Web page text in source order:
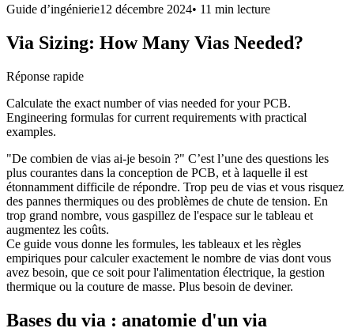
Guide d’ingénierie12 décembre 2024• 11 min lecture
Via Sizing: How Many Vias Needed?
Réponse rapide
Calculate the exact number of vias needed for your PCB.
Engineering formulas for current requirements with practical
examples.
"De combien de vias ai-je besoin ?" C’est l’une des questions les
plus courantes dans la conception de PCB, et à laquelle il est
étonnamment difficile de répondre. Trop peu de vias et vous risquez
des pannes thermiques ou des problèmes de chute de tension. En
trop grand nombre, vous gaspillez de l'espace sur le tableau et
augmentez les coûts.
Ce guide vous donne les formules, les tableaux et les règles
empiriques pour calculer exactement le nombre de vias dont vous
avez besoin, que ce soit pour l'alimentation électrique, la gestion
thermique ou la couture de masse. Plus besoin de deviner.
Bases du via : anatomie d'un via